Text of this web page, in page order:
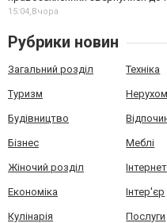
15:04,Вчора
Рубрики новин
Загальний розділ Техніка
Туризм
Будівництво
Бізнес Меблі
Жіночий розділ Інтернет
Економіка Інтер'єр
Кулінарія Послуги